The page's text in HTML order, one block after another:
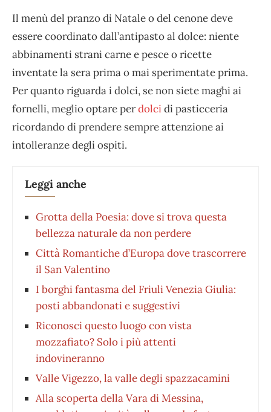
Il menù del pranzo di Natale o del cenone deve
essere coordinato dall’antipasto al dolce: niente
abbinamenti strani carne e pesce o ricette
inventate la sera prima o mai sperimentate prima.
Per quanto riguarda i dolci, se non siete maghi ai
fornelli, meglio optare perdolcidi pasticceria
ricordando di prendere sempre attenzione ai
intolleranze degli ospiti.
Leggi anche
Grotta della Poesia: dove si trova questa
bellezza naturale da non perdere
Città Romantiche d’Europa dove trascorrere
il San Valentino
I borghi fantasma del Friuli Venezia Giulia:
posti abbandonati e suggestivi
Riconosci questo luogo con vista
mozzafiato? Solo i più attenti
indovineranno
Valle Vigezzo, la valle degli spazzacamini
Alla scoperta della Vara di Messina,